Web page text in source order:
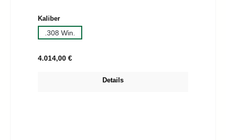
Kaliberauswählen
.308 Win.
Regulärer Preis:
4.014,00 €
Details